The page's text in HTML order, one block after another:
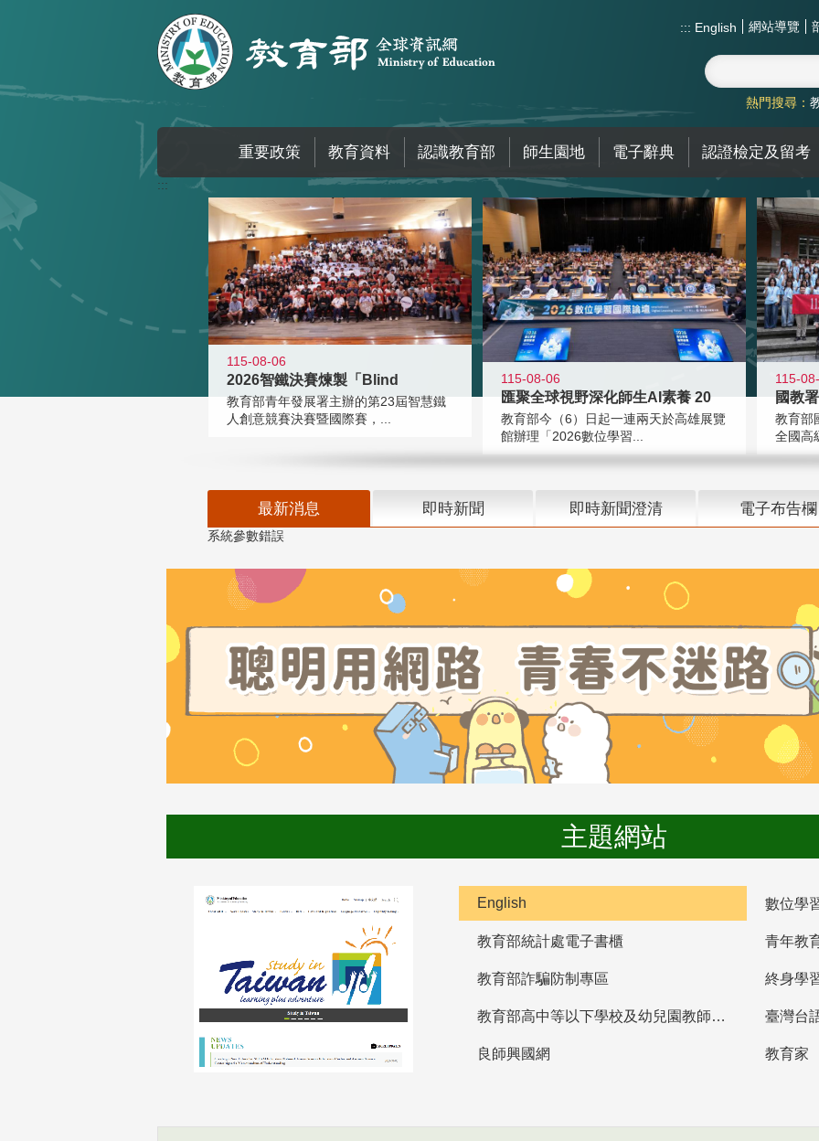
::: English 網站導覽
熱門搜尋：
重要政策 教育資料 認識教育部 師生園地 電子辭典 認證檢定及留考
:::
115-08-06
2026智鐵決賽煉製「Blind
教育部青年發展署主辦的第23屆智慧鐵
人創意競賽決賽暨國際賽，...
115-08-06
匯聚全球視野深化師生AI素養 20
教育部今（6）日起一連兩天於高雄展覽
館辦理「2026數位學習...
115-
教育部
全國高
最新消息 即時新聞 即時新聞澄清 電子布告欄
系統參數錯誤
主題網站
English 數位學
教育部統計處電子書櫃 青年教
教育部詐騙防制專區 終身學
教育部高中等以下學校及幼兒園教師資格檢定考試 臺灣台
良師興國網 教育家